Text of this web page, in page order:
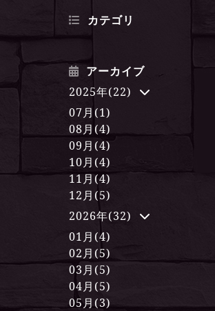
カテゴリ
アーカイブ
2025年(22)
07月(1)
08月(4)
09月(4)
10月(4)
11月(4)
12月(5)
2026年(32)
01月(4)
02月(5)
03月(5)
04月(5)
05月(3)